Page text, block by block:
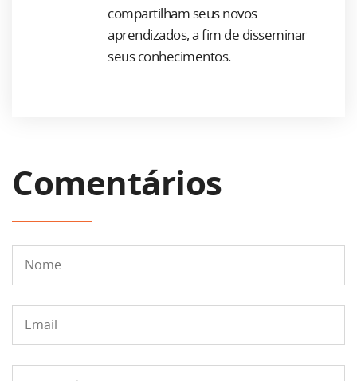
compartilham seus novos
aprendizados, a fim de disseminar
seus conhecimentos.
Comentários